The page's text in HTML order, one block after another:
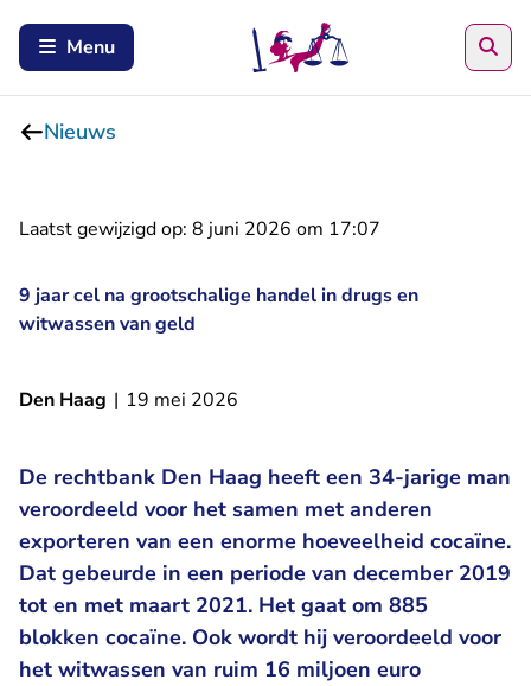
Menu
Nieuws
Laatst gewijzigd op: 8 juni 2026 om 17:07
9 jaar cel na grootschalige handel in drugs en
witwassen van geld
Den Haag | 19 mei 2026
De rechtbank Den Haag heeft een 34-jarige man
veroordeeld voor het samen met anderen
exporteren van een enorme hoeveelheid cocaïne.
Dat gebeurde in een periode van december 2019
tot en met maart 2021. Het gaat om 885
blokken cocaïne. Ook wordt hij veroordeeld voor
het witwassen van ruim 16 miljoen euro